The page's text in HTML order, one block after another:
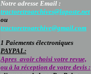
Notre adresse Email :
tractoretroarchives@laposte.net
ou
tractoretroarchive@gmail.com
1 Paiements électroniques
PAYPAL:
Apres avoir choisi votre revue,
ou à la réception de votre devis :